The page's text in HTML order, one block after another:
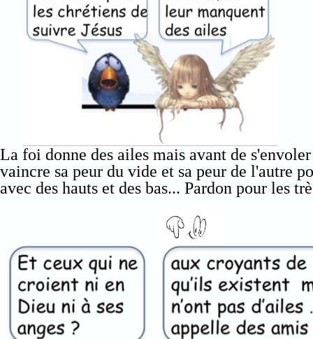
La foi donne des ailes mais avant de
vaincre sa peur du vide et sa peur de l'autre
avec des hauts et des bas... Pardon pour les